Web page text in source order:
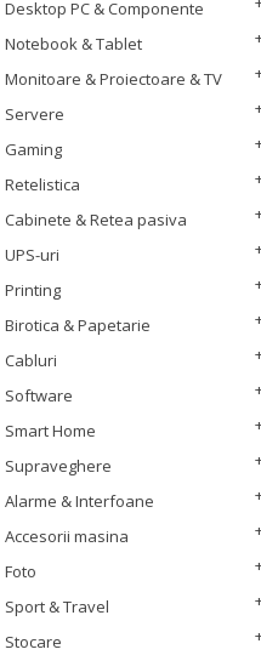
Desktop PC & Componente
Notebook & Tablet
Monitoare & Proiectoare & TV
Servere
Gaming
Retelistica
Cabinete & Retea pasiva
UPS-uri
Printing
Birotica & Papetarie
Cabluri
Software
Smart Home
Supraveghere
Alarme & Interfoane
Accesorii masina
Foto
Sport & Travel
Stocare